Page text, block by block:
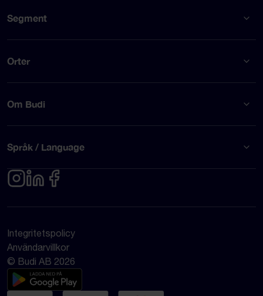
Segment
Orter
Om Budi
Språk / Language
Integritetspolicy
Användarvillkor
© Budi AB 2026